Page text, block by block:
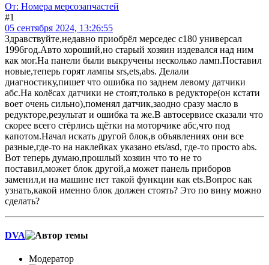
От: Номера мерсозапчастей
#1
05 сентября 2024, 13:26:55
Здравствуйте,недавно приобрёл мерседес с180 универсал
1996год.Авто хороший,но старый хозяин издевался над ним
как мог.На панели были выкручены несколько ламп.Поставил
новые,теперь горят лампы srs,ets,abs. Делали
диагностику,пишет что ошибка по заднем левому датчики
абс.На колёсах датчики не стоят,только в редукторе(он кстати
воет очень сильно),поменял датчик,заодно сразу масло в
редукторе,результат и ошибка та же.В автосервисе сказали что
скорее всего стёрлись щётки на моторчике абс,что под
капотом.Начал искать другой блок,в объявлениях они все
разные,где-то на наклейках указано ets/asd, где-то просто abs.
Вот теперь думаю,прошлый хозяин что то не то
поставил,может блок другой,а может панель приборов
заменил,и на машине нет такой функции как ets.Вопрос как
узнать,какой именно блок должен стоять? Это по вину можно
сделать?
DVA
Модератор